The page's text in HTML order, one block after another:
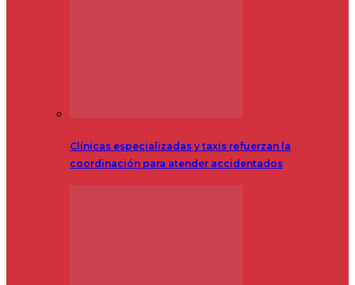
Clínicas especializadas y taxis refuerzan la
coordinación para atender accidentados